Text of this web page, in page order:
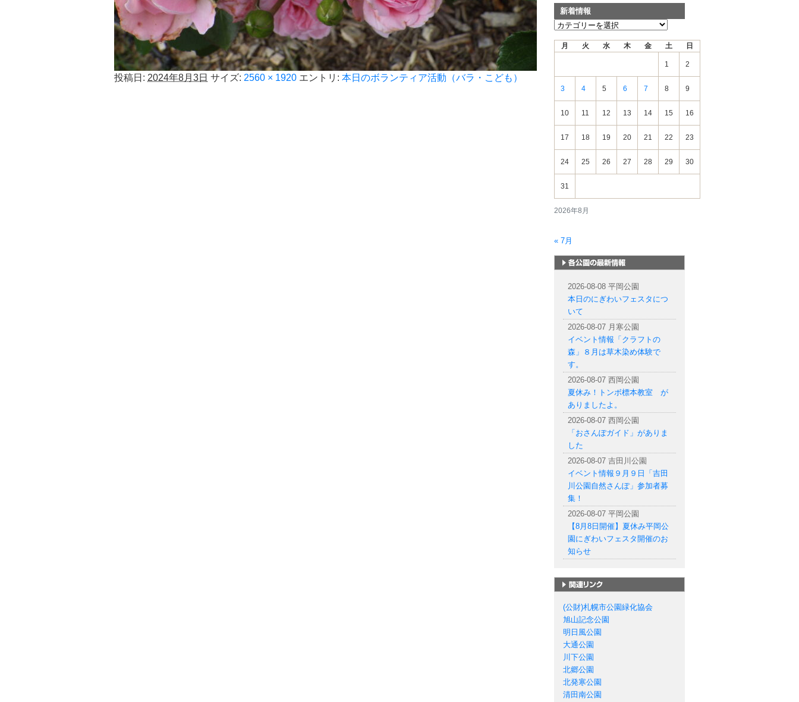
投稿日: 2024年8月3日 サイズ: 2560 × 1920 エントリ: 本日のボランティア活動（バラ・こども）
新着情報
新
2026年8月
月 火 水 木 金 土 日
1 2
3 4 5 6 7 8 9
10 11 12 13 14 15 16
17 18 19 20 21 22 23
24 25 26 27 28 29 30
31
« 7月
2026-08-08 平岡公園
本日のにぎわいフェスタにつ
いて
2026-08-07 月寒公園
イベント情報「クラフトの
森」８月は草木染め体験で
す。
2026-08-07 西岡公園
夏休み！トンボ標本教室 が
ありましたよ。
2026-08-07 西岡公園
「おさんぽガイド」がありま
した
2026-08-07 吉田川公園
イベント情報９月９日「吉田
川公園自然さんぽ」参加者募
集！
2026-08-07 平岡公園
【8月8日開催】夏休み平岡公
園にぎわいフェスタ開催のお
知らせ
(公財)札幌市公園緑化協会
旭山記念公園
明日風公園
大通公園
川下公園
北郷公園
北発寒公園
清田南公園